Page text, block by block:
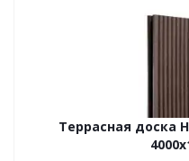
Террасная доска